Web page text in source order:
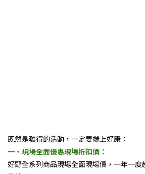
既然是難得的活動，一定要端上好康：
一、現場全面優惠現場折扣價：
好野全系列商品現場全面現場價，一年一度